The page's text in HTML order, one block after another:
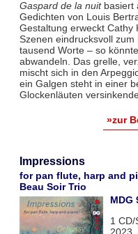
Gaspard de la nuitbasiert
Gedichten von Louis
Gestaltung erweckt Cathy
Szenen eindrucksvoll
tausend Worte – so
abwandeln. Das grelle,
mischt sich in den
ein Galgen steht in einer
Glockenläuten
»zur
Impressions
for pan flute, harp and
Beau Soir Trio
MDG
1 CD/